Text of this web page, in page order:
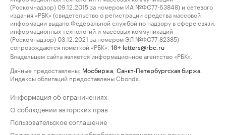
(Роскомнадзор) 09.12.2015 за номером ИА №ФС77-63848) и сетевого
издания «РБК» (свидетельство о регистрации средства массовой
информации выдано Федеральной службой по надзору в сфере связи,
информационных технологий и массовых коммуникаций
(Роскомнадзор) 03.12.2021 за номером ЭЛ №ФС77-82385)
сопровождаются пометкой «РБК».
18+ letters@rbc.ru
Владельцем сайта является информационное агентство «РБК».
Данные предоставлены: Мосбиржа Санкт-Петербургская биржа
Индексы облигаций предоставлены Cbonds.
Информация об ограничениях
О соблюдении авторских прав
Пользовательское соглашение